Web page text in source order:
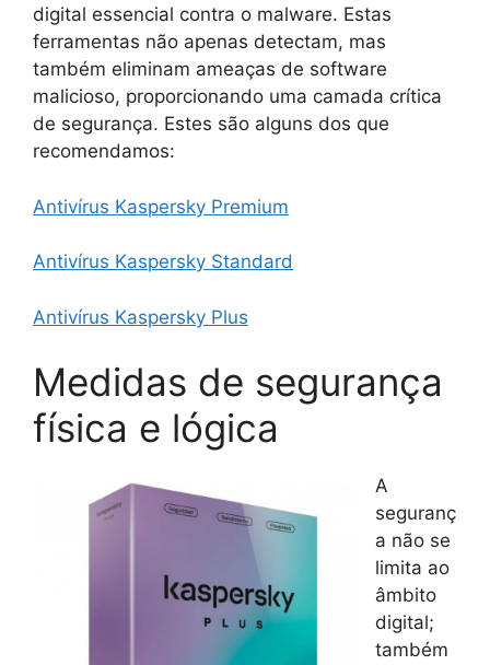
digital essencial contra o malware. Estas
ferramentas não apenas detectam, mas
também eliminam ameaças de software
malicioso, proporcionando uma camada crítica
de segurança. Estes são alguns dos que
recomendamos:
Antivírus Kaspersky Premium
Antivírus Kaspersky Standard
Antivírus Kaspersky Plus
Medidas de segurança
física e lógica
A
seguranç
a não se
limita ao
âmbito
digital;
também